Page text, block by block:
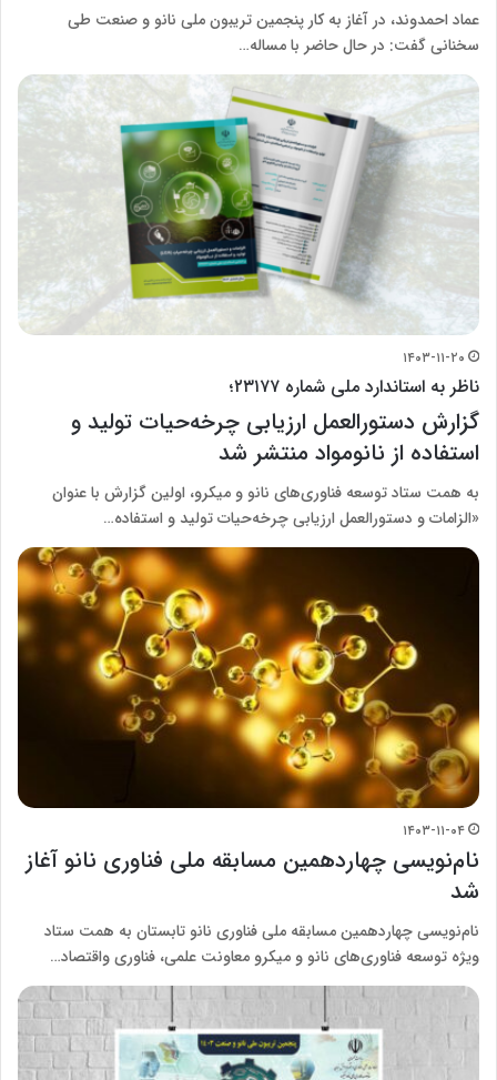
عماد احمدوند، در آغاز به کار پنجمین تریبون ملی نانو و صنعت طی
سخنانی گفت: در حال حاضر با مساله…
۱۴۰۳-۱۱-۲۰
ناظر به استاندارد ملی شماره ۲۳۱۷۷؛
گزارش دستورالعمل ارزیابی چرخه‌حیات تولید و
استفاده از نانومواد منتشر شد
به همت ستاد توسعه فناوری‌های نانو و میکرو، اولین گزارش با عنوان
«الزامات و دستورالعمل ارزیابی چرخه‌حیات تولید و استفاده…
۱۴۰۳-۱۱-۰۴
نام‌نویسی چهاردهمین مسابقه ملی فناوری نانو آغاز
شد
نام‌نویسی چهاردهمین مسابقه ملی فناوری نانو تابستان به همت ستاد
ویژه توسعه فناوری‌های نانو و میکرو معاونت علمی، فناوری واقتصاد…